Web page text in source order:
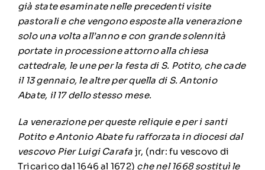
già state esaminate nelle precedenti visite
pastorali e che vengono esposte alla venerazione
solo una volta all’anno e con grande solennità
portate in processione attorno alla chiesa
cattedrale, le une per la festa di S. Potito, che cade
il 13 gennaio, le altre per quella di S. Antonio
Abate, il 17 dello stesso mese.
La venerazione per queste reliquie e per i santi
Potito e Antonio Abate fu rafforzata in diocesi dal
vescovo Pier Luigi Carafa jr, (ndr: fu vescovo di
Tricarico dal 1646 al 1672) che nel 1668 sostituì le